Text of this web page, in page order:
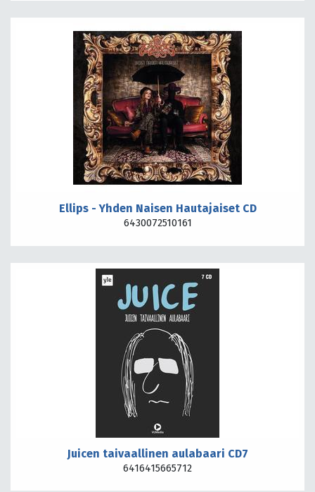
Ellips - Yhden Naisen Hautajaiset CD
6430072510161
Juicen taivaallinen aulabaari CD7
6416415665712